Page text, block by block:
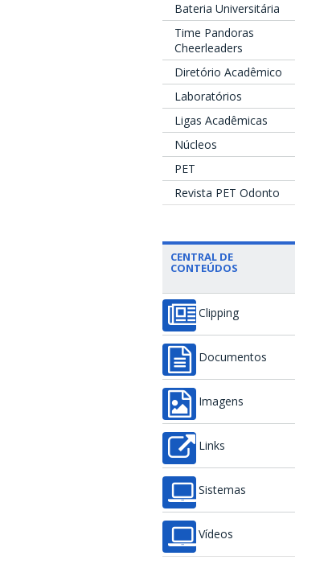
Bateria Universitária
Time Pandoras
Cheerleaders
Diretório Acadêmico
Laboratórios
Ligas Acadêmicas
Núcleos
PET
Revista PET Odonto
CENTRAL DE
CONTEÚDOS
Clipping
Documentos
Imagens
Links
Sistemas
Vídeos